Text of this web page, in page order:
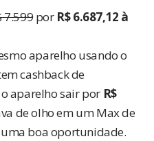
7.599por R$ 6.687,12 à
aparelho usando o
cashback de
o aparelho sair por R$
de olho em um Max de
uma boa oportunidade.